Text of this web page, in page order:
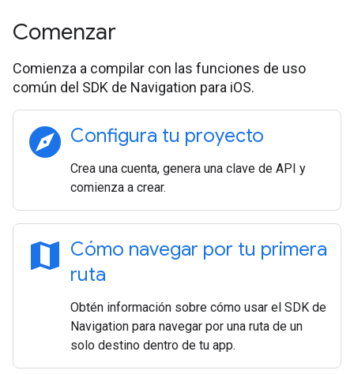
Comenzar
Comienza a compilar con las funciones de uso
común del SDK de Navigation para iOS.
explore Configura tu proyecto
Crea una cuenta, genera una clave de API y
comienza a crear.
map Cómo navegar por tu primera
ruta
Obtén información sobre cómo usar el SDK de
Navigation para navegar por una ruta de un
solo destino dentro de tu app.